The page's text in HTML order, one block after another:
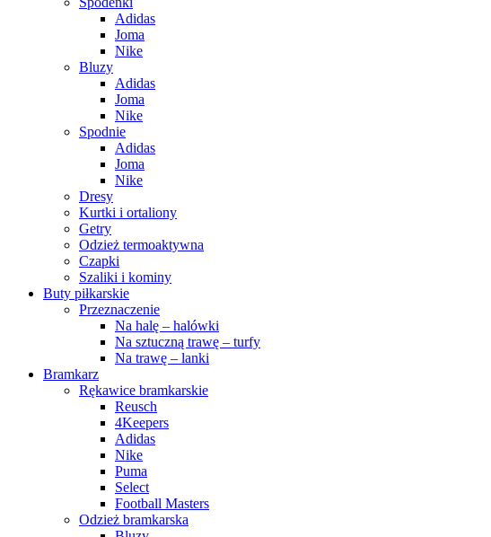
Adidas
Joma
Nike
Bluzy
Adidas
Joma
Nike
Spodnie
Adidas
Joma
Nike
Dresy
Kurtki i ortaliony
Getry
Odzież termoaktywna
Czapki
Szaliki i kominy
Buty piłkarskie
Przeznaczenie
Na halę – halówki
Na sztuczną trawę – turfy
Na trawę – lanki
Bramkarz
Rękawice bramkarskie
Reusch
4Keepers
Adidas
Nike
Puma
Select
Football Masters
Odzież bramkarska